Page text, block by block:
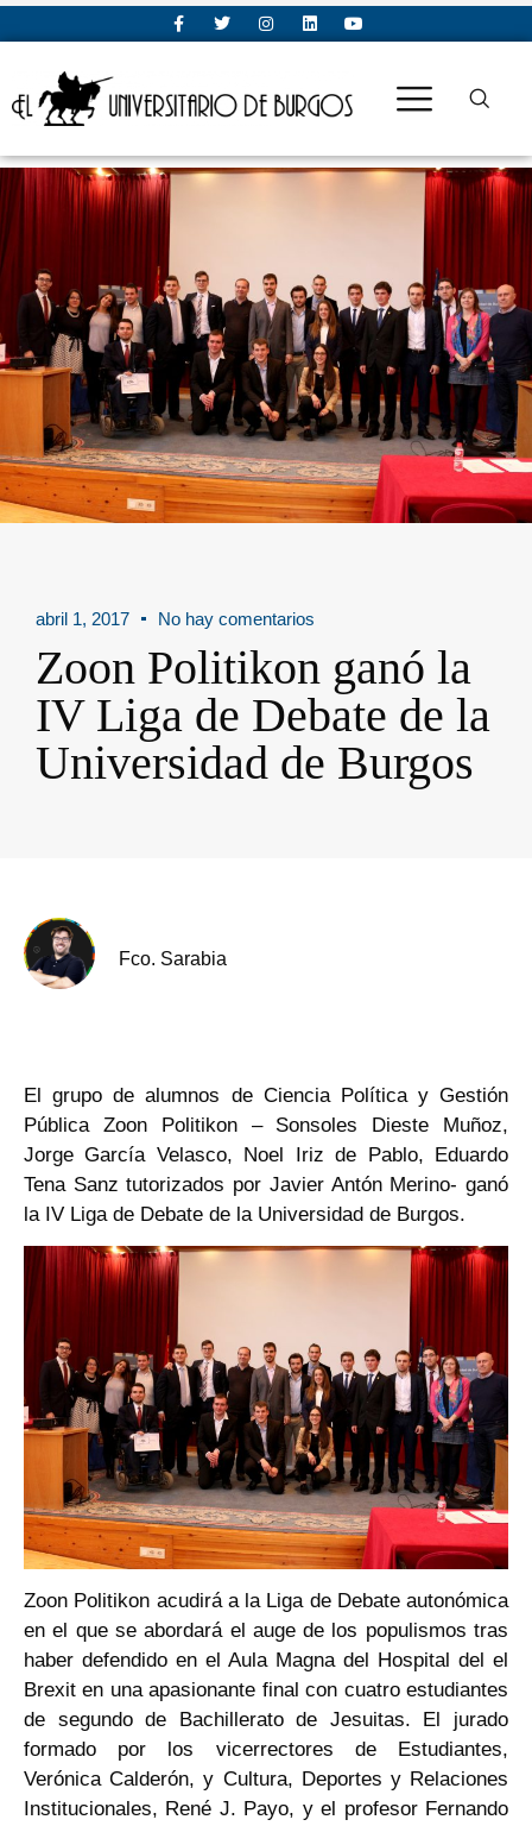
abril 1, 2017 No hay comentarios
Zoon Politikon ganó la
IV Liga de Debate de la
Universidad de Burgos
Fco. Sarabia
El grupo de alumnos de Ciencia Política y Gestión
Pública Zoon Politikon – Sonsoles Dieste Muñoz,
Jorge García Velasco, Noel Iriz de Pablo, Eduardo
Tena Sanz tutorizados por Javier Antón Merino- ganó
la IV Liga de Debate de la Universidad de Burgos.
Zoon Politikon acudirá a la Liga de Debate autonómica
en el que se abordará el auge de los populismos tras
haber defendido en el Aula Magna del Hospital del el
Brexit en una apasionante final con cuatro estudiantes
de segundo de Bachillerato de Jesuitas. El jurado
formado por los vicerrectores de Estudiantes,
Verónica Calderón, y Cultura, Deportes y Relaciones
Institucionales, René J. Payo, y el profesor Fernando